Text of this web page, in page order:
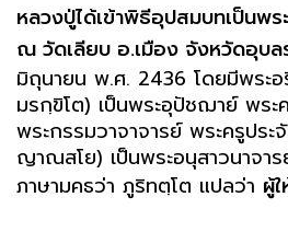
หลวงปู่ได้เข้าพิธีอุปสมบทเป็นพ
ณ วัดเลียบ อ.เมือง จังหวัดอุบล
มิถุนายน พ.ศ. 2436 โดยมีพระ
มรกฺขิโต) เป็นพระอุปัชฌาย์ พระ
พระกรรมวาจาจารย์ พระครูปร
ญาณสโย) เป็นพระอนุสาวนาจาร
ภาษามคธว่า ภูริทตฺโต แปลว่า ผู้